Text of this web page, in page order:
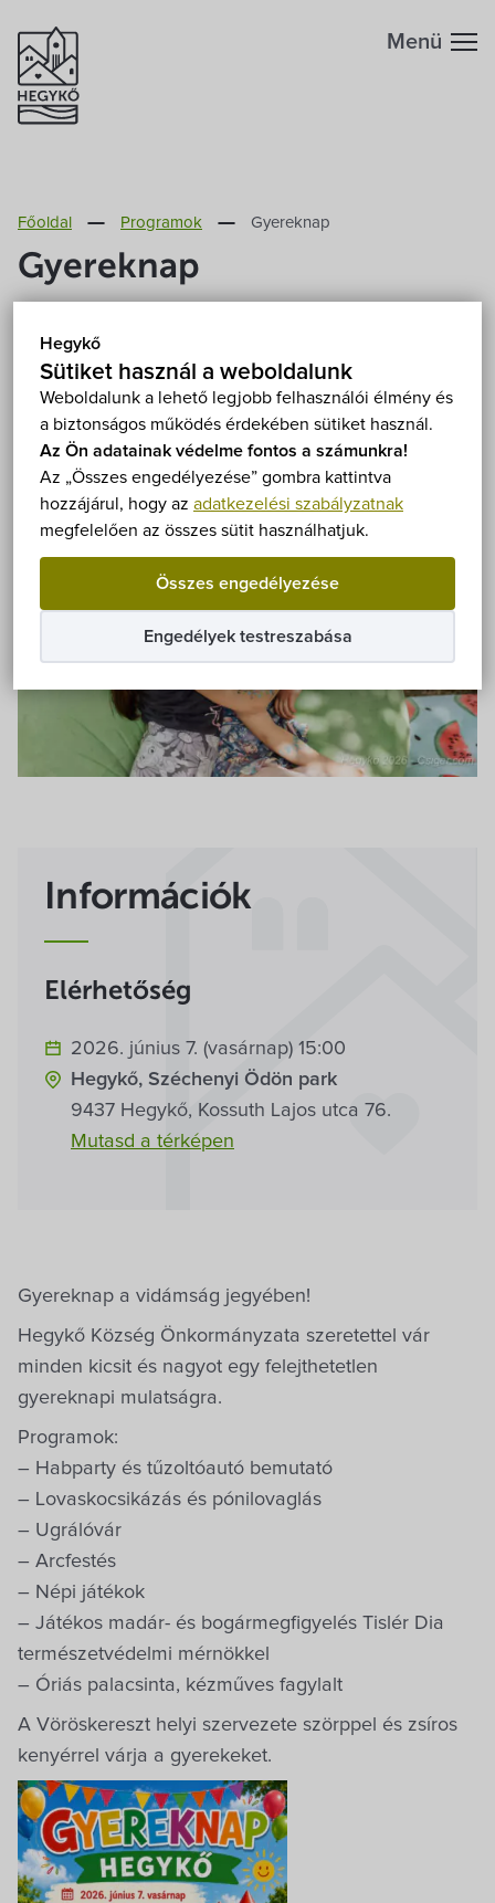
Hegykő
Sütiket használ a weboldalunk
Weboldalunk a lehető legjobb felhasználói élmény és
a biztonságos működés érdekében sütiket használ.
Az Ön adatainak védelme fontos a számunkra!
Az „Összes engedélyezése” gombra kattintva
hozzájárul, hogy az adatkezelési szabályzatnak
megfelelően az összes sütit használhatjuk.
Összes engedélyezése
Engedélyek testreszabása
Fontos telefonszámok
Földrajzi adottság
Éghajlat
Hegykő történelme
Szabadidő
Éttermek
Programok
Önkormányzat
Hírek
Képviselő-testület
Villa Igku Kft.
Közérdekű adatok
Pályázatok
Menü
Főoldal Programok Gyereknap
Gyereknap
Hegykő, Széchenyi Ödön park 9437 Hegykő,
Kossuth Lajos utca 76.
Mutasd a térképen
Ingyenes
Gyereknap a vidámság jegyében!
Hegykő Község Önkormányzata szeretettel vár
minden kicsit és nagyot egy felejthetetlen
gyereknapi mulatságra.
Programok:
– Habparty és tűzoltóautó bemutató
– Lovaskocsikázás és pónilovaglás
– Ugrálóvár
– Arcfestés
– Népi játékok
– Játékos madár- és bogármegfigyelés Tislér Dia
természetvédelmi mérnökkel
– Óriás palacsinta, kézműves fagylalt
A Vöröskereszt helyi szervezete szörppel és zsíros
kenyérrel várja a gyerekeket.
Információk
Elérhetőség
2026. június 7. (vasárnap) 15:00
Hegykő, Széchenyi Ödön park
9437 Hegykő, Kossuth Lajos utca 76.
Mutasd a térképen